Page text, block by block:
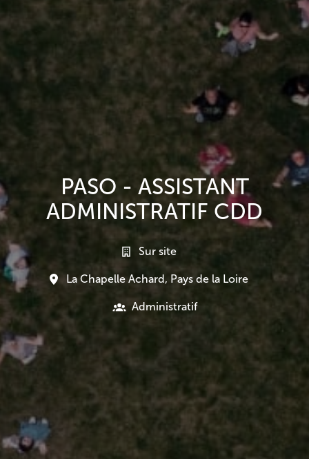
PASO - ASSISTANT
ADMINISTRATIF CDD
Sur site
La Chapelle Achard , Pays de la Loire
Administratif